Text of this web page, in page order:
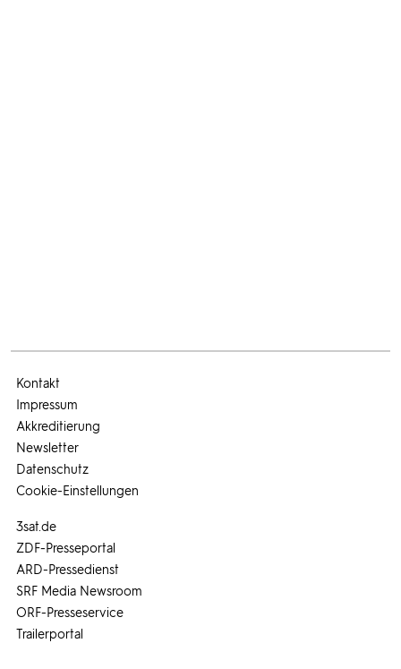
3sat.de
ZDF-Presseportal
ARD-Pressedienst
SRF Media Newsroom
ORF-Presseservice
Trailerportal
Kontakt
Impressum
Akkreditierung
Newsletter
Datenschutz
Cookie-Einstellungen